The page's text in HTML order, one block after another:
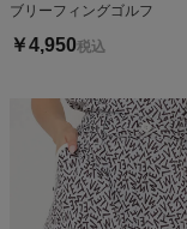
ブリーフィングゴルフ
￥4,950税込